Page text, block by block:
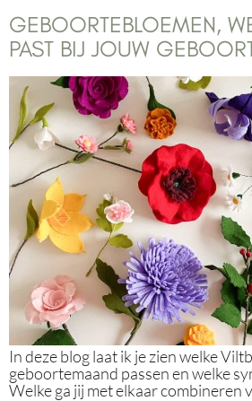
GEBOORTEBLOEMEN,
PAST BIJ JOUW
In deze blog laat ik je zien welke
geboortemaand passen en welke
Welke ga jij met elkaar combineren